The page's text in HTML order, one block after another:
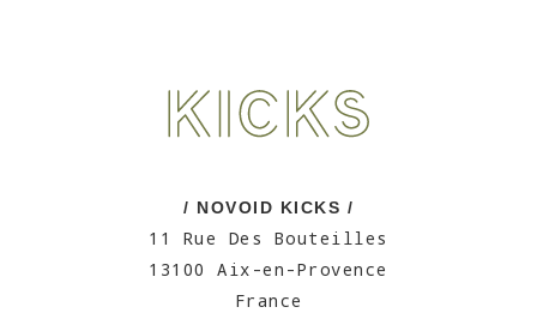
/ NOVOID KICKS /
11 Rue Des Bouteilles
13100 Aix-en-Provence
France